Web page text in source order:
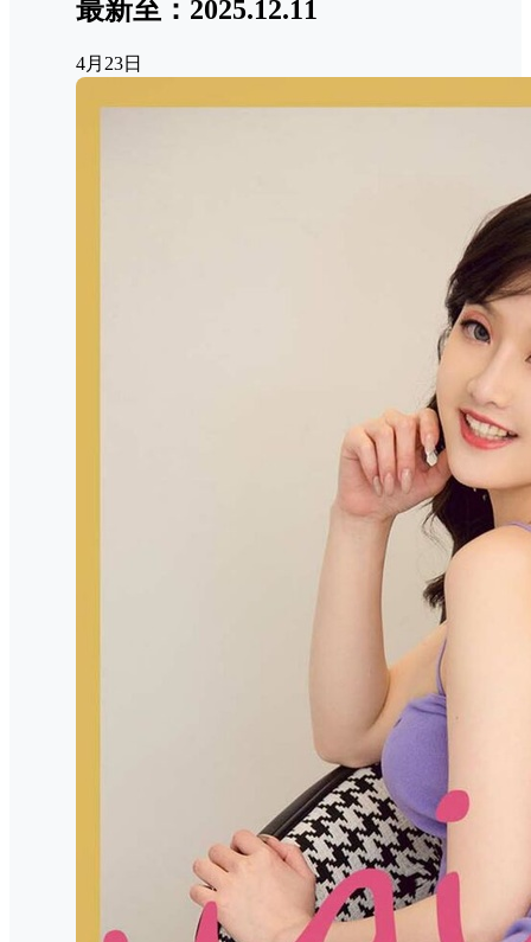
最新至：2025.12.11
4月23日